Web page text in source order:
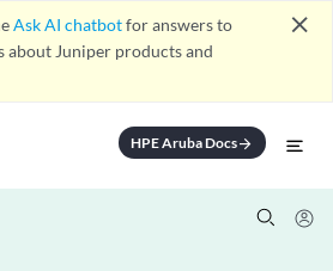
Ask AI chatbotfor answers to
about Juniper products and
close
HPE Aruba Docsarrow_forward